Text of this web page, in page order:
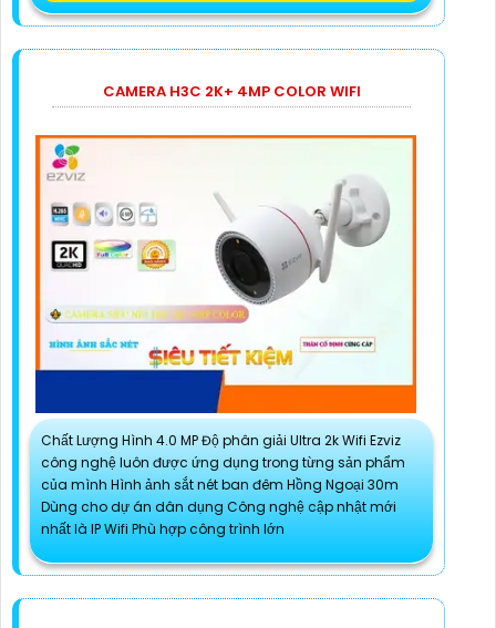
CAMERA H3C 2K+ 4MP COLOR WIFI
Chất Lượng Hình 4.0 MP Độ phân giải Ultra 2k Wifi Ezviz
công nghệ luôn được ứng dụng trong từng sản phẩm
của mình Hình ảnh sắt nét ban đêm Hồng Ngoại 30m
Dùng cho dự án dân dụng Công nghệ cập nhật mới
nhất là IP Wifi Phù hợp công trình lớn